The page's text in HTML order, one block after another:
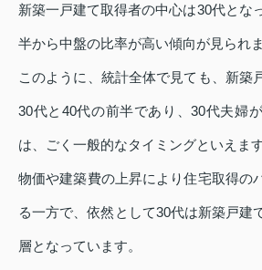
新築一戸建て取得者の中心は30代とな
半から中盤の比率が高い傾向が見られま
このように、統計全体で見ても、新築
30代と40代の前半であり、30代夫婦
は、ごく一般的なタイミングといえます
物価や建築費の上昇により住宅取得の
る一方で、依然として30代は新築戸建
層となっています。